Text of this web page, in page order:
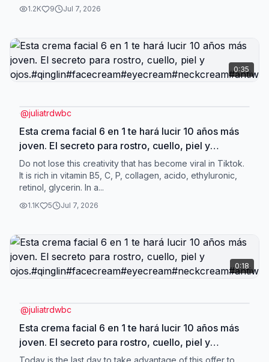
1.2K 9 Jul 7, 2026
0:35
@juliatrdwbc
Esta crema facial 6 en 1 te hará lucir 10 años más
joven. El secreto para rostro, cuello, piel y
Do not lose this creativity that has become viral in Tiktok.
It is rich in vitamin B5, C, P, collagen, acido, ethyluronic,
retinol, glycerin. In a...
1.1K 5 Jul 7, 2026
0:18
@juliatrdwbc
Esta crema facial 6 en 1 te hará lucir 10 años más
joven. El secreto para rostro, cuello, piel y
Today is the last day to take advantage of this offer to